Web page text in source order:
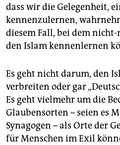
dass wir die Gelegenheit,
kennenzulernen,
diesem Fall, bei dem
den Islam kennenlernen
Es geht nicht darum, den
verbreiten oder gar
Es geht vielmehr um die
Glaubensorten – seien es
Synagogen – als Orte der
für Menschen im Exil